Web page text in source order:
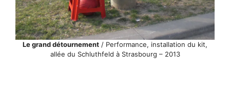
Le grand détournement / Performance, installation du kit,
allée du Schluthfeld à Strasbourg – 2013